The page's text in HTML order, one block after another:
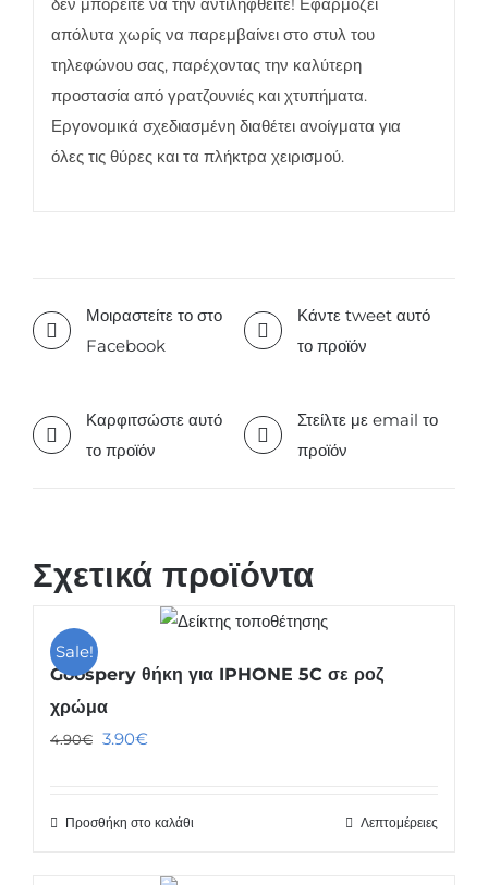
δεν μπορείτε να την αντιληφθείτε! Εφαρμόζει
απόλυτα χωρίς να παρεμβαίνει στο στυλ του
τηλεφώνου σας, παρέχοντας την καλύτερη
προστασία από γρατζουνιές και χτυπήματα.
Εργονομικά σχεδιασμένη διαθέτει ανοίγματα για
όλες τις θύρες και τα πλήκτρα χειρισμού.
Μοιραστείτε το στο
Facebook
Κάντε tweet αυτό
το προϊόν
Καρφιτσώστε αυτό
το προϊόν
Στείλτε με email το
προϊόν
Σχετικά προϊόντα
Sale!
Goospery θήκη για IPHONE 5C σε ροζ
χρώμα
4.90€ Original
4.90€.
3.90€
είναι:
Προσθήκη στο καλάθι Λεπτομέρειες